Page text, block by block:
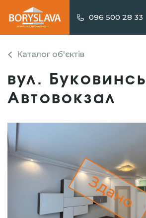
096 500 28 33
Каталог об'єктів
вул.
Автовокзал
Здано